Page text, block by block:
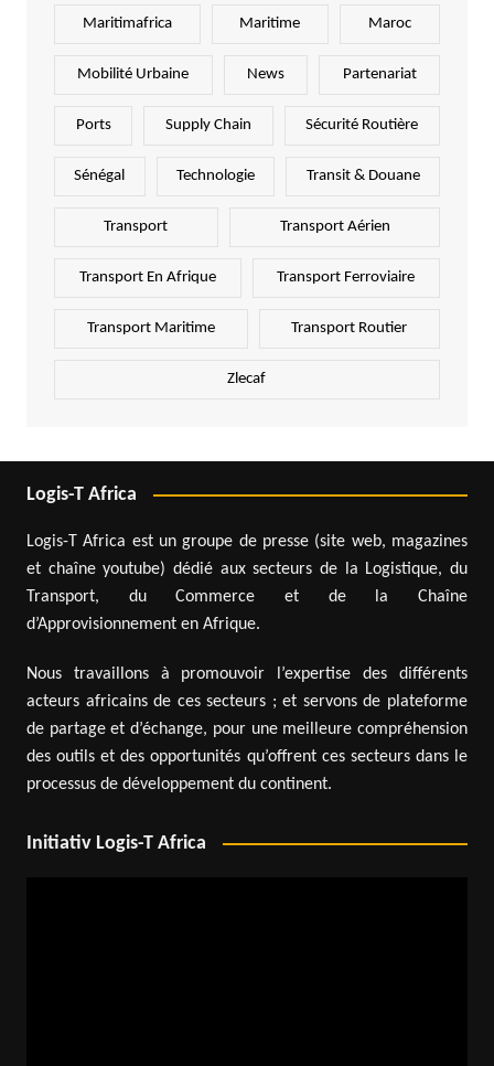
Maritimafrica Maritime Maroc
Mobilité Urbaine News Partenariat
Ports Supply Chain Sécurité Routière
Sénégal Technologie Transit & Douane
Transport Transport Aérien
Transport En Afrique Transport Ferroviaire
Transport Maritime Transport Routier
Zlecaf
Logis-T Africa
Logis-T Africa est un groupe de presse (site web, magazines
et chaîne youtube) dédié aux secteurs de la Logistique, du
Transport, du Commerce et de la Chaîne
d’Approvisionnement en Afrique.
Nous travaillons à promouvoir l’expertise des différents
acteurs africains de ces secteurs ; et servons de plateforme
de partage et d’échange, pour une meilleure compréhension
des outils et des opportunités qu’offrent ces secteurs dans le
processus de développement du continent.
Initiativ Logis-T Africa